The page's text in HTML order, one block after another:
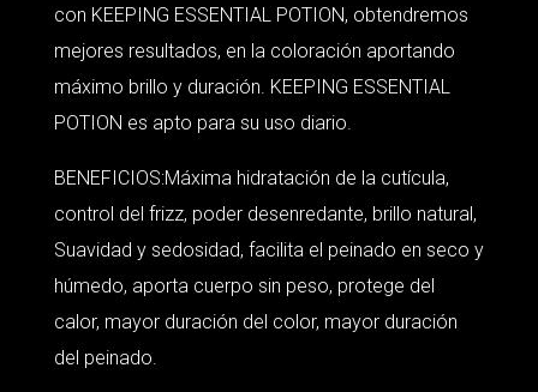
con KEEPING ESSENTIAL POTION, obtendremos
mejores resultados, en la coloración aportando
máximo brillo y duración. KEEPING ESSENTIAL
POTION es apto para su uso diario.
BENEFICIOS:Máxima hidratación de la cutícula,
control del frizz, poder desenredante, brillo natural,
Suavidad y sedosidad, facilita el peinado en seco y
húmedo, aporta cuerpo sin peso, protege del
calor, mayor duración del color, mayor duración
del peinado.